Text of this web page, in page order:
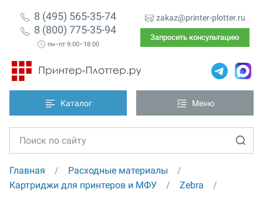
8 (495) 565-35-74
8 (800) 775-35-94
пн–пт 9:00–18:00
zakaz@printer-plotter.ru
Запросить консультацию
Каталог Меню
Главная
Расходные материалы
Картриджи для принтеров и МФУ
Zebra